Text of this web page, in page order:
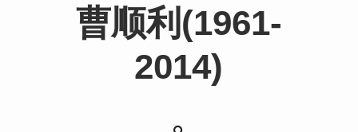
曹顺利(1961-
2014)